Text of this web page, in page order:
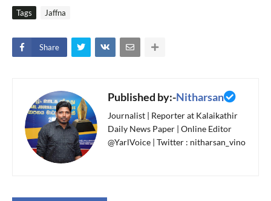
Tags Jaffna
Share
Published by:-Nitharsan
Journalist | Reporter at Kalaikathir
Daily News Paper | Online Editor
@YarlVoice | Twitter : nitharsan_vino